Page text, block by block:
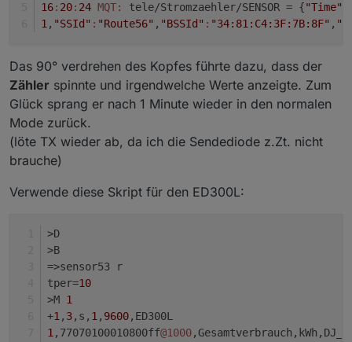
16: 20: 24 MQT: tele/Stromzaehler/SENSOR = {"Time"
1 , "SSId" : "Route56" , "BSSId" : "34:81:C4:3F:7B:8F" ,
Das 90° verdrehen des Kopfes führte dazu, dass der
Zähler spinnte und irgendwelche Werte anzeigte. Zum
Glück sprang er nach 1 Minute wieder in den normalen
Mode zurück.
(löte TX wieder ab, da ich die Sendediode z.Zt. nicht
brauche)
Verwende diese Skript für den ED300L:
>D
>B
=>sensor53 r
tper=10
>M 1
+1 , 3,s, 1 , 9600,ED300L
1 ,77070100010800ff@1000